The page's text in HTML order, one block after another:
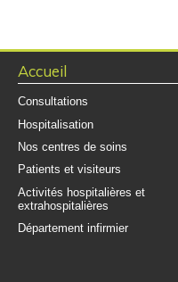
Accueil
Consultations
Hospitalisation
Nos centres de soins
Patients et visiteurs
Activités hospitalières et
extrahospitalières
Département infirmier